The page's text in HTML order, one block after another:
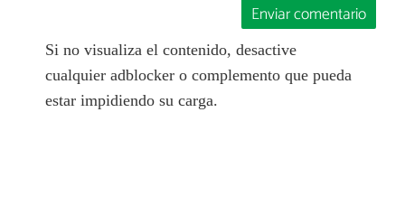
Enviar comentario
Si no visualiza el contenido, desactive
cualquier adblocker o complemento que pueda
estar impidiendo su carga.